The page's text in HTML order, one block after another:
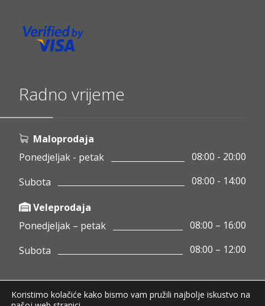
Radno vrijeme
Maloprodaja
Ponedjeljak - petak
08:00 - 20:00
Subota
08:00 - 14:00
Veleprodaja
Ponedjeljak – petak
08:00 – 16:00
Subota
08:00 – 12:00
Koristimo kolačiće kako bismo vam pružili najbolje iskustvo na